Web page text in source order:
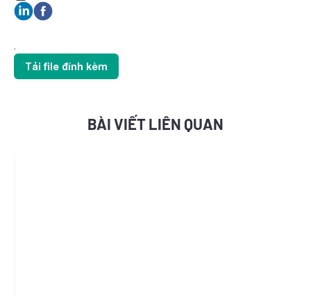
.
Tải file đính kèm
BÀI VIẾT LIÊN QUAN